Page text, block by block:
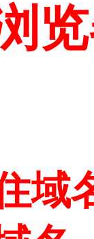
域